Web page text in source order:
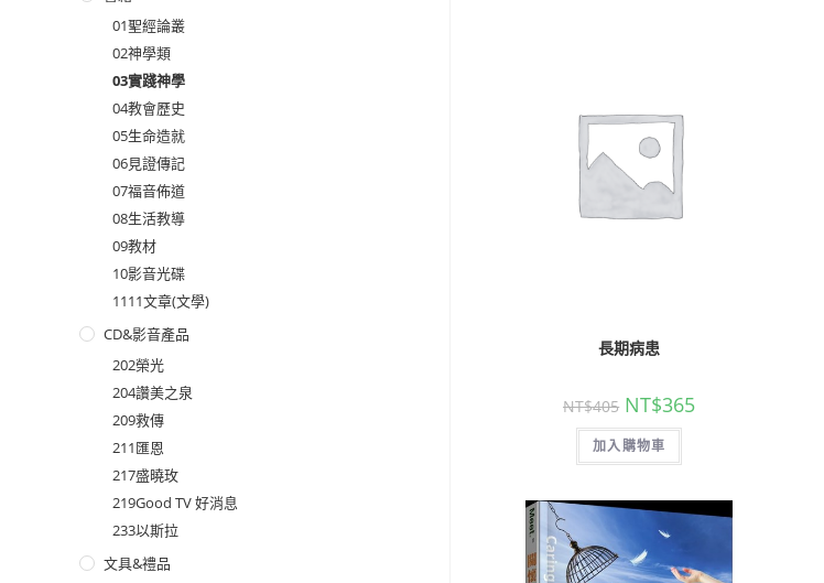
長期病患
NT$405 NT$365
加入購物車
01聖經論叢
02神學類
03實踐神學
04教會歷史
05生命造就
06見證傳記
07福音佈道
08生活教導
09教材
10影音光碟
1111文章(文學)
CD&影音產品
202榮光
204讚美之泉
209救傳
211匯恩
217盛曉玫
219Good TV 好消息
233以斯拉
文具&禮品